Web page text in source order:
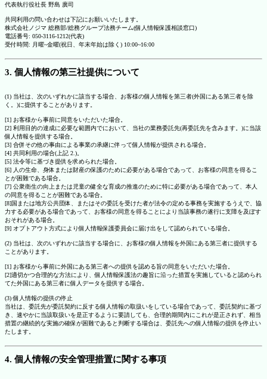
代表執行役社長 野島 廣司
共同利用の問い合わせは下記にお願いいたします。
株式会社ノジマ 総務部/総務グループ法務チーム(個人情報保護相談窓口)
電話番号: 050-3116-1212(代表)
受付時間: 月曜~金曜(祝日、年末年始は除く) 10:00~16:00
3. 個人情報の第三社提供について
(1) 当社は、次のいずれかに該当する場合、お客様の個人情報を第三者(外国にある第三者を除
く。)に提供することがあります。
[1] お客様から事前に同意をいただいた場合。
[2] 利用目的の達成に必要な範囲内でにおいて、当社の業務委託先(再委託先を含みます。)に当該
個人情報を提供する場合。
[3] 合併その他の事由による事業の承継に伴って個人情報が提供される場合。
[4] 共同利用の場合(上記 2.)。
[5] 法令等に基づき提供を求められた場合。
[6] 人の生命、身体または財産の保護のために必要がある場合であって、お客様の同意を得るこ
とが困難である場合。
[7] 公衆衛生の向上または児童の健全な育成の推進のために特に必要がある場合であって、本人
の同意を得ることが困難である場合。
[8]国または地方公共団体、またはその委託を受けた者が法令の定める事務を実施するうえで、協
力する必要がある場合であって、お客様の同意を得ることにより当該事務の遂行に支障を及ぼす
おそれがある場合。
[9] オプトアウト方式により個人情報保護委員会に届け出をして認められている場合。
(2) 当社は、次のいずれかに該当する場合に、お客様の個人情報を外国にある第三者に提供する
ことがあります。
[1] お客様から事前に外国にある第三者への提供を認める旨の同意をいただいた場合。
[2]適切かつ合理的な方法により、個人情報保護法の趣旨に沿った措置を実施していると認められ
てた外国にある第三者に個人データを提供する場合。
(3) 個人情報の提供の停止
当社は、委託先が委託契約に反する個人情報の取扱いをしている場合であって、委託契約に基づ
き、速やかに当該取扱いを是正するように要請しても、合理的期間内にこれが是正されず、相当
措置の継続的な実施の確保が困難であると判断する場合は、委託先への個人情報の提供を停止い
たします。
4. 個人情報の安全管理措置に関する事項